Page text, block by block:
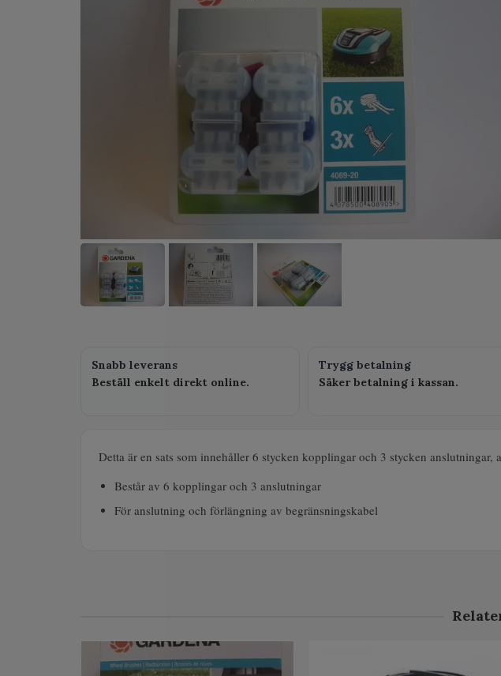
Snabb leverans
Beställ enkelt direkt online.
Trygg betalning
Säker betalning i kassan.
Detta är en sats som innehåller 6 stycken kopplingar och 3 stycken
Består av 6 kopplingar och 3 anslutningar
För anslutning och förlängning av begränsningskabel